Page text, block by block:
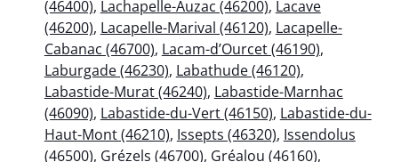
(46400), Lachapelle-Auzac (46200), Lacave
(46200), Lacapelle-Marival (46120), Lacapelle-
Cabanac (46700), Lacam-d’Ourcet (46190),
Laburgade (46230), Labathude (46120),
Labastide-Murat (46240), Labastide-Marnhac
(46090), Labastide-du-Vert (46150), Labastide-du-
Haut-Mont (46210), Issepts (46320), Issendolus
(46500), Grézels (46700), Gréalou (46160),